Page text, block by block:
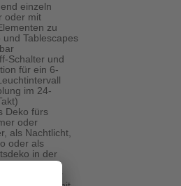
einzeln
oder mit
zu
und Tablescapes
Schalter und
für ein 6-
im 24-
Deko fürs
oder
als Nachtlicht,
oder als
in der
Teelichter für